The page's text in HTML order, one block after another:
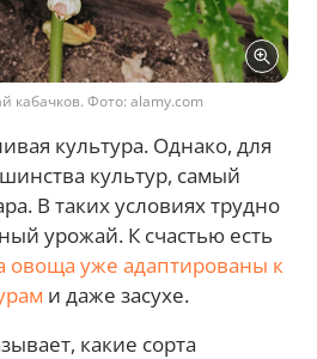
кабачков. Фото: alamy.com
культура. Однако, для
культур, самый
В таких условиях трудно
урожай. К счастью есть
овоща уже адаптированы к
и даже засухе.
какие сорта